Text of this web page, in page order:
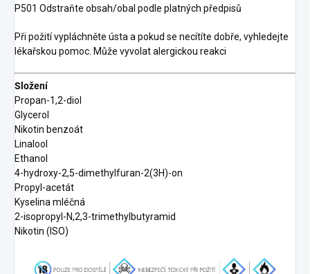
P501 Odstraňte obsah/obal podle platných předpisů
Při požití vypláchněte ústa a pokud se necítíte dobře, vyhledejte
lékařskou pomoc. Může vyvolat alergickou reakci
Složení
Propan-1,2-diol
Glycerol
Nikotin benzoát
Linalool
Ethanol
4-hydroxy-2,5-dimethylfuran-2(3H)-on
Propyl-acetát
Kyselina mléčná
2-isopropyl-N,2,3-trimethylbutyramid
Nikotin (ISO)